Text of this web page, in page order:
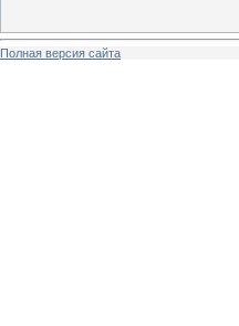
Полная версия сайта